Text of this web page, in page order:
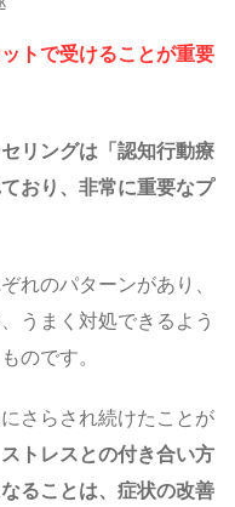
トで受けることが重要
リングは「認知行動療
おり、非常に重要なプ
れのパターンがあり、
うまく対処できるよう
のです。
さらされ続けたことが
ストレスとの付き合い方
ることは、症状の改善